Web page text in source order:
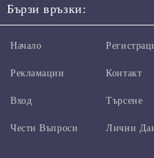
Бързи връзки:
Начало
Рекламации
Вход
Чести Въпроси
Контакт
Търсене
Лични